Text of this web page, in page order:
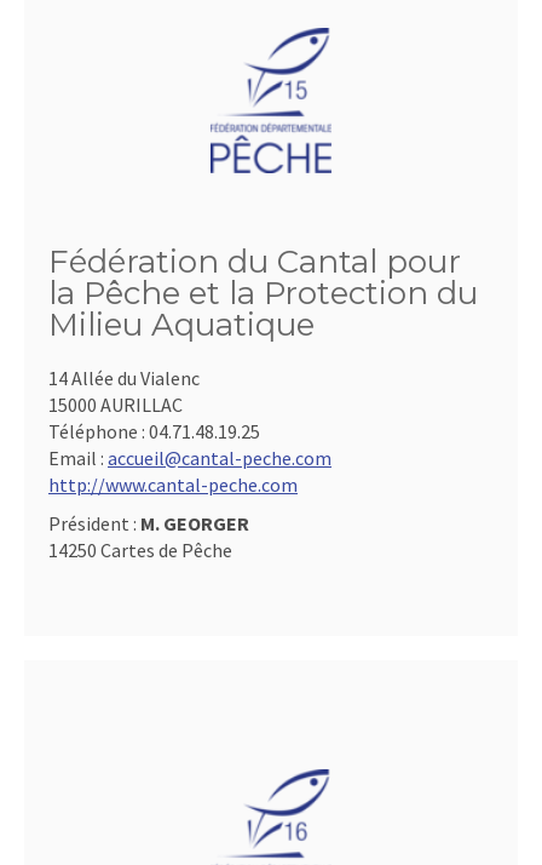
Fédération du Cantal pour
la Pêche et la Protection du
Milieu Aquatique
14 Allée du Vialenc
15000 AURILLAC
Téléphone : 04.71.48.19.25
Email : accueil@cantal-peche.com
http://www.cantal-peche.com
Président : M. GEORGER
14250 Cartes de Pêche